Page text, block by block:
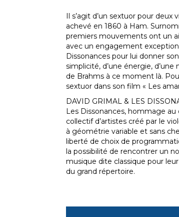
Il s’agit d’un sextuor pour deux
achevé en 1860 à Ham.
premiers mouvements ont un
avec un engagement
Dissonances pour lui donner
simplicité, d’une énergie,
de Brahms à ce moment là.
sextuor dans son film « Les
DAVID GRIMAL & LES
Les Dissonances, hommage
collectif d’artistes créé par le
à géométrie variable et sans
liberté de choix de
la possibilité de rencontrer un
musique dite classique pour
du grand répertoire.